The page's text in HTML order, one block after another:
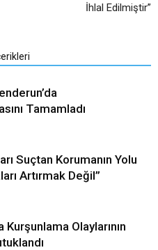
İhlal Edilmiştir”
Tamamladı
Suçtan Korumanın Yolu
Artırmak Değil”
Kurşunlama Olaylarının